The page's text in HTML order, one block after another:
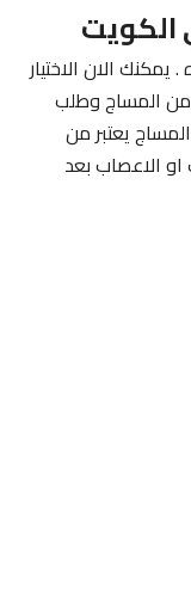
الكويت
الان الاختيار
من المساج وطلب
يعتبر من
الاعصاب بعد